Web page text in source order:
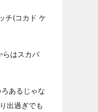
チ(コカド ケ
らはスカパ
あるじゃな
出過ぎでも